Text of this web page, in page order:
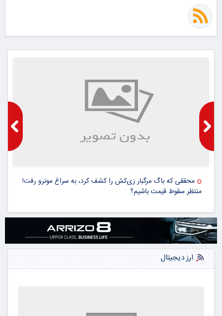
بهترین روش سرمایه‌گذاری در ارزهای دیجیتال از نظر بنیان‌گذار
بایننس
ارز دیجیتال